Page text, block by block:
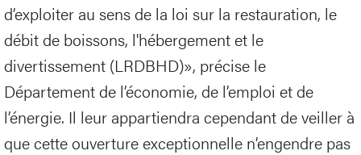
d’exploiter au sens de la loi sur la restauration, le
débit de boissons, l'hébergement et le
divertissement (LRDBHD)», précise le
Département de l’économie, de l’emploi et de
l’énergie. Il leur appartiendra cependant de veiller à
que cette ouverture exceptionnelle n’engendre pas